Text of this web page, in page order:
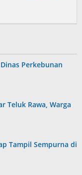
Perkebunan
Teluk Rawa, Warga
Tampil Sempurna di